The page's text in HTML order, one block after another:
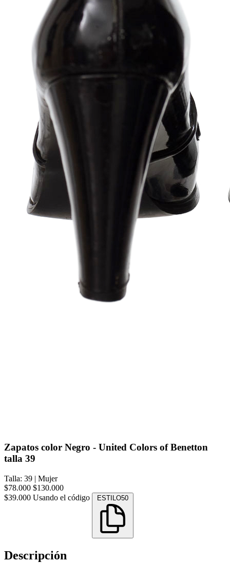
Zapatos color Negro - United Colors of Benetton
talla 39
Talla: 39 | Mujer
$78.000 $130.000
$39.000 Usando el código ESTILO50
Descripción